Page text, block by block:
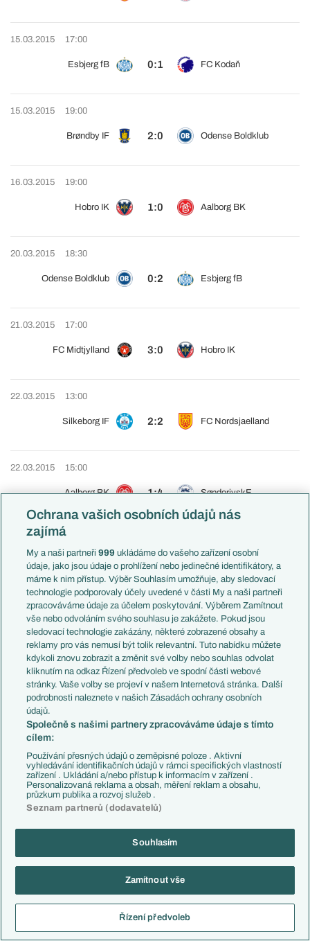
15.03.2015 17:00
Esbjerg fB 0:1 FC Kodaň
15.03.2015 19:00
Brøndby IF 2:0 Odense Boldklub
16.03.2015 19:00
Hobro IK 1:0 Aalborg BK
20.03.2015 18:30
Odense Boldklub 0:2 Esbjerg fB
21.03.2015 17:00
FC Midtjylland 3:0 Hobro IK
22.03.2015 13:00
Silkeborg IF 2:2 FC Nordsjaelland
22.03.2015 15:00
Aalborg BK 1:4 SønderjyskE
22.03.2015 17:00
FC Vestsjaelland 0:1 Brøndby IF
22.03.2015 19:00
FC Kodaň 1:1 Randers FC
04.04.2015 17:00
05.04.2015 17:00
Hobro IK 2:2 Silkeborg IF
3:3
06.04.2015 16:00
0:0
Ochrana vašich osobních údajů nás
zajímá
My a naši partneři999 ukládáme do vašeho zařízení osobní
údaje, jako jsou údaje o prohlížení nebo jedinečné identifikátory, a
máme k nim přístup. Výběr Souhlasím umožňuje, aby sledovací
technologie podporovaly účely uvedené v části My a naši partneři
zpracováváme údaje za účelem poskytování. Výběrem Zamítnout
vše nebo odvoláním svého souhlasu je zakážete. Pokud jsou
sledovací technologie zakázány, některé zobrazené obsahy a
reklamy pro vás nemusí být tolik relevantní. Tuto nabídku můžete
kdykoli znovu zobrazit a změnit své volby nebo souhlas odvolat
kliknutím na odkaz Řízení předvoleb ve spodní části webové
stránky. Vaše volby se projeví v našem Internetová stránka. Další
podrobnosti naleznete v našich Zásadách ochrany osobních
údajů.
Společně s našimi partnery zpracováváme údaje s tímto
cílem:
Používání přesných údajů o zeměpisné poloze . Aktivní
vyhledávání identifikačních údajů v rámci specifických vlastností
zařízení . Ukládání a/nebo přístup k informacím v zařízení .
Personalizovaná reklama a obsah, měření reklam a obsahu,
průzkum publika a rozvoj služeb .
Seznam partnerů (dodavatelů)
Souhlasím
Zamítnout vše
Řízení předvoleb